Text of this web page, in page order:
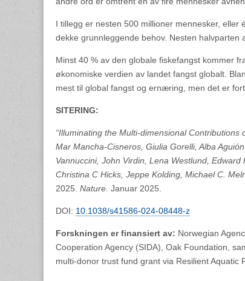
I tillegg er nesten 500 millioner mennesker,
dekke grunnleggende behov. Nesten halvparten
Minst 40 % av den globale fiskefangst kommer
økonomiske verdien av landet fangst globalt.
mest til global fangst og ernæring, men det er
SITERING:
“Illuminating the Multi-dimensional
Mar Mancha-Cisneros, Giulia Gorelli, Alba
Vannuccini, John Virdin, Lena Westlund,
Christina C Hicks, Jeppe Kolding, Michael C.
2025. Nature. Januar 2025.
DOI: 10.1038/s41586-024-08448-z
Forskningen er finansiert av: Norwegian
Cooperation Agency (SIDA), Oak Foundation,
multi-donor trust fund grant via Resilient Aquatic